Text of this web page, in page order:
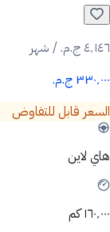
٤٬١٤٦ ج.م.‏ / شهر
٣٣٠٬٠٠٠ ج.م.‏
السعر قابل للتفاوض
هاي لاين
١٦٠٬٠٠٠ كم